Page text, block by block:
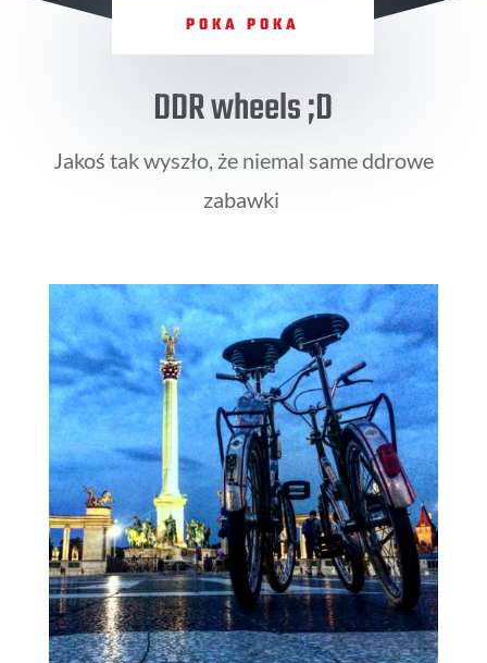
POKA POKA
DDR wheels ;D
Jakoś tak wyszło, że niemal same ddrowe
zabawki